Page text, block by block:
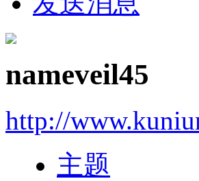
nameveil45
http://
主题